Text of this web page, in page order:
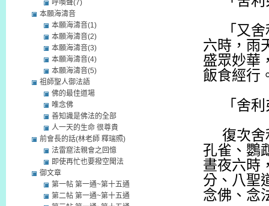
「又
六時，雨
盛眾妙華
飯食經行
「舍
復次舍
孔雀、鸚
晝夜六時
分、八聖
念佛、念
呼喚聲(7)
本願海濤音
本願海濤音(1)
本願海濤音(2)
本願海濤音(3)
本願海濤音(4)
本願海濤音(5)
祖師聖人御法語
佛的最佳道場
唯念佛
善知識是佛法的全部
人一天的生命 很尊貴
前會長的話(林老師 釋瑞照)
法雷窟法親會之回憶
即使再忙也要撥空聞法
御文章
第一帖 第一通~第十五通
第二帖 第一通~第十五通